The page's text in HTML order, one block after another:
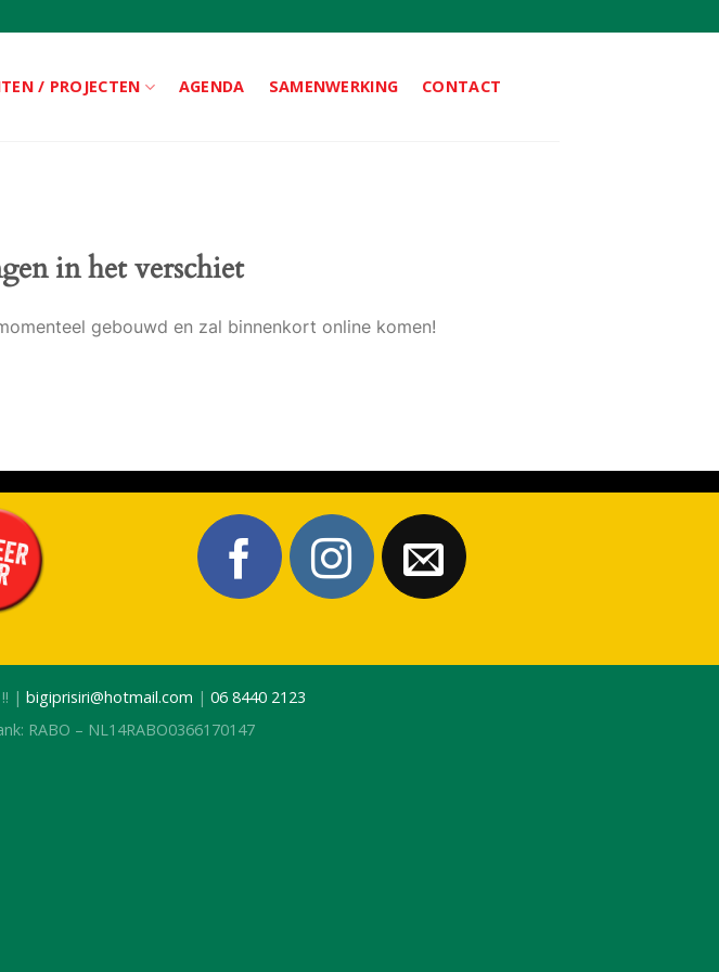
/ PROJECTEN AGENDA SAMENWERKING CONTACT
in het verschiet
gebouwd en zal binnenkort online komen!
| bigiprisiri@hotmail.com | 06 8440 2123
RABO – NL14RABO0366170147